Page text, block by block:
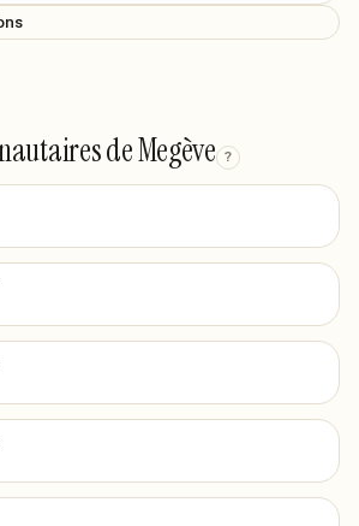
de Megève ?